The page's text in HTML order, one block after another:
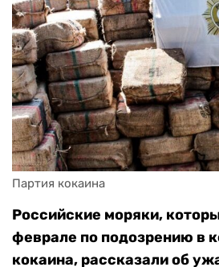
Партия кокаина
Российские моряки,
феврале по подозрению в
кокаина, рассказали об